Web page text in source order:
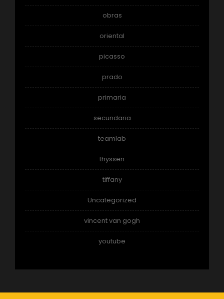
obras
oriental
picasso
prado
primaria
secundaria
teamlab
thyssen
tiffany
Uncategorized
vincent van gogh
youtube